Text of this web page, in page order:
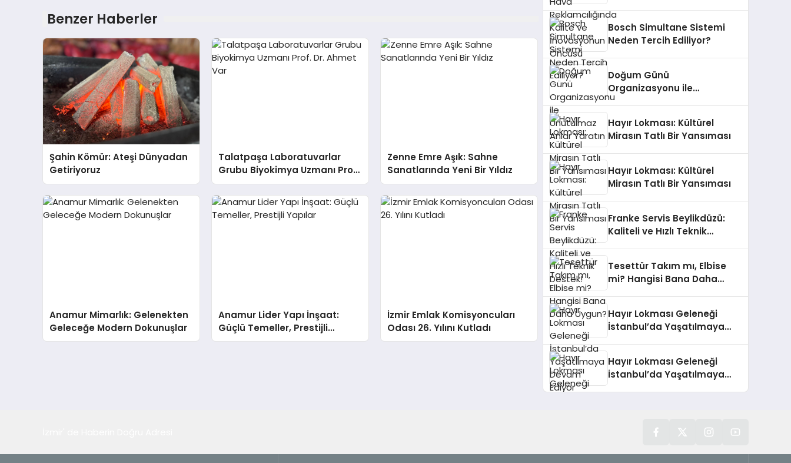
Benzer Haberler
Şahin Kömür: Ateşi Dünyadan
Getiriyoruz
Talatpaşa Laboratuvarlar
Grubu Biyokimya Uzmanı Prof.
Dr. Ahmet Var
Zenne Emre Aşık: Sahne
Sanatlarında Yeni Bir Yıldız
Anamur Mimarlık: Gelenekten
Geleceğe Modern Dokunuşlar
Anamur Lider Yapı İnşaat:
Güçlü Temeller, Prestijli
Yapılar
İzmir Emlak Komisyoncuları
Odası 26. Yılını Kutladı
Bosch Simultane Sistemi
Neden Tercih Ediliyor?
Doğum Günü
Organizasyonu ile
Unutulmaz Anlar Yaratın
Hayır Lokması: Kültürel
Mirasın Tatlı Bir Yansıması
Hayır Lokması: Kültürel
Mirasın Tatlı Bir Yansıması
Franke Servis Beylikdüzü:
Kaliteli ve Hızlı Teknik
Tesettür Takım mı, Elbise
mi? Hangisi Bana Daha
Hayır Lokması Geleneği
İstanbul’da Yaşatılmaya
Hayır Lokması Geleneği
İstanbul’da Yaşatılmaya